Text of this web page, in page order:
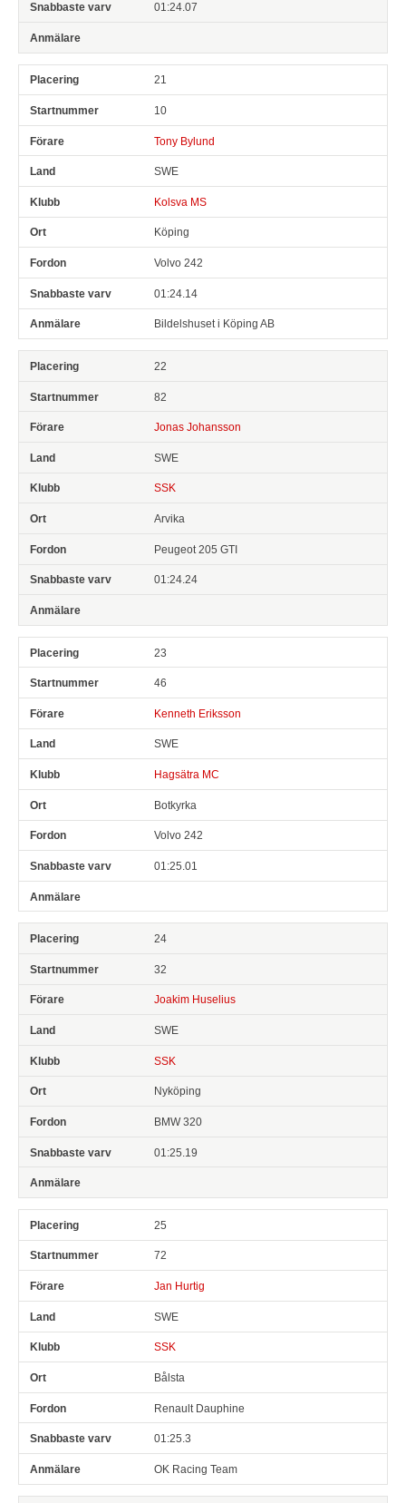
01:24.07
21
10
Tony Bylund
SWE
Kolsva MS
Köping
Volvo 242
01:24.14
Bildelshuset i Köping AB
22
82
Jonas Johansson
SWE
SSK
Arvika
Peugeot 205 GTI
01:24.24
23
46
Kenneth Eriksson
SWE
Hagsätra MC
Botkyrka
Volvo 242
01:25.01
24
32
Joakim Huselius
SWE
SSK
Nyköping
BMW 320
01:25.19
25
72
Jan Hurtig
SWE
SSK
Bålsta
Renault Dauphine
01:25.3
OK Racing Team